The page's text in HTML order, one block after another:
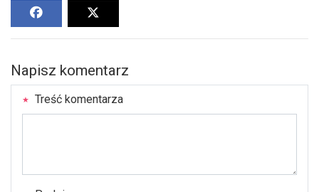
Napisz komentarz
Treść komentarza